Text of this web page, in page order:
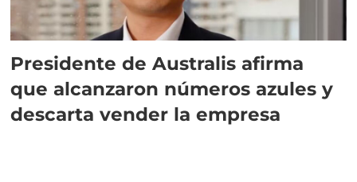
Presidente de Australis afirma
que alcanzaron números azules y
descarta vender la empresa